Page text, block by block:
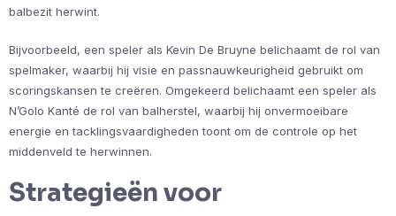
balbezit herwint.
Bijvoorbeeld, een speler als Kevin De Bruyne belichaamt de rol van
spelmaker, waarbij hij visie en passnauwkeurigheid gebruikt om
scoringskansen te creëren. Omgekeerd belichaamt een speler als
N’Golo Kanté de rol van balherstel, waarbij hij onvermoeibare
energie en tacklingsvaardigheden toont om de controle op het
middenveld te herwinnen.
Strategieën voor